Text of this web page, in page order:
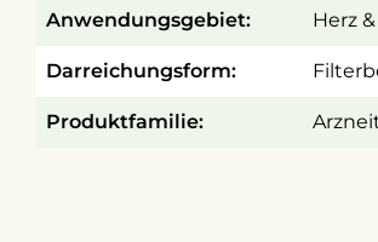
Anwendungsgebiet: Herz
Darreichungsform:
Produktfamilie: